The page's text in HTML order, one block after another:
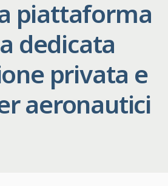
piattaforma
dedicata
privata e
aeronautici